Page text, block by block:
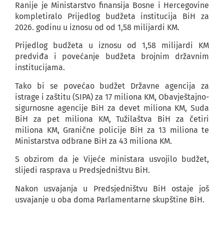
Ranije je Ministarstvo finansija Bosne i Hercegovine
kompletiralo Prijedlog budžeta institucija BiH za
2026. godinu u iznosu od od 1,58 milijardi KM.
Prijedlog budžeta u iznosu od 1,58 milijardi KM
predviđa i povećanje budžeta brojnim državnim
institucijama.
Tako bi se povećao budžet Državne agencija za
istrage i zaštitu (SIPA) za 17 miliona KM, Obavještajno-
sigurnosne agencije BiH za devet miliona KM, Suda
BiH za pet miliona KM, Tužilaštva BiH za četiri
miliona KM, Granične policije BiH za 13 miliona te
Ministarstva odbrane BiH za 43 miliona KM.
S obzirom da je Vijeće ministara usvojilo budžet,
slijedi rasprava u Predsjedništvu BiH.
Nakon usvajanja u Predsjedništvu BiH ostaje još
usvajanje u oba doma Parlamentarne skupštine BiH.